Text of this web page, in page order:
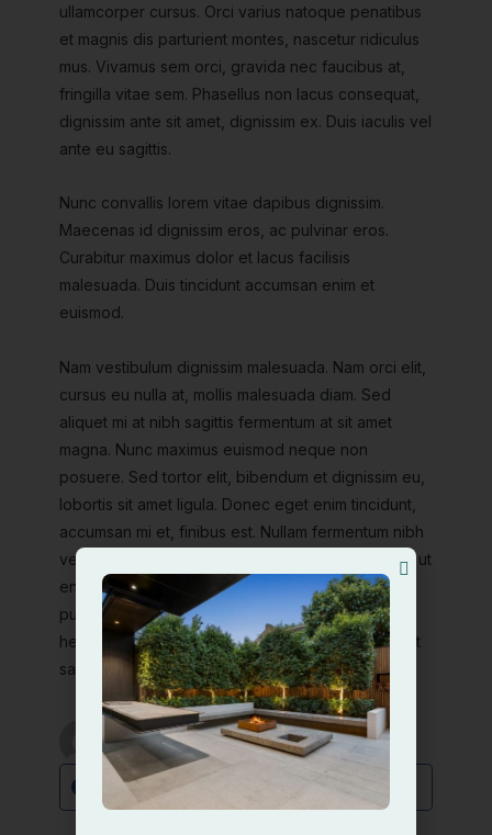
ullamcorper cursus. Orci varius natoque penatibus
et magnis dis parturient montes, nascetur ridiculus
mus. Vivamus sem orci, gravida nec faucibus at,
fringilla vitae sem. Phasellus non lacus consequat,
dignissim ante sit amet, dignissim ex. Duis iaculis vel
ante eu sagittis.
Nunc convallis lorem vitae dapibus dignissim.
Maecenas id dignissim eros, ac pulvinar eros.
Curabitur maximus dolor et lacus facilisis
malesuada. Duis tincidunt accumsan enim et
euismod.
Nam vestibulum dignissim malesuada. Nam orci elit,
cursus eu nulla at, mollis malesuada diam. Sed
aliquet mi at nibh sagittis fermentum at sit amet
magna. Nunc maximus euismod neque non
posuere. Sed tortor elit, bibendum et dignissim eu,
lobortis sit amet ligula. Donec eget enim tincidunt,
accumsan mi et, finibus est. Nullam fermentum nibh
vel erat auctor, in porta nisi dapibus. Nulla et nibh ut
enim mattis laoreet. Nulla feugiat eu lorem et
pulvinar. Pellentesque sollicitudin est felis, eu
hendrerit velit fermentum et. Pellentesque suscipit
sagittis felis vitae sodales.
LANDSCAPE DESIGN
dreamgrassuae@gmail.com
Facebook